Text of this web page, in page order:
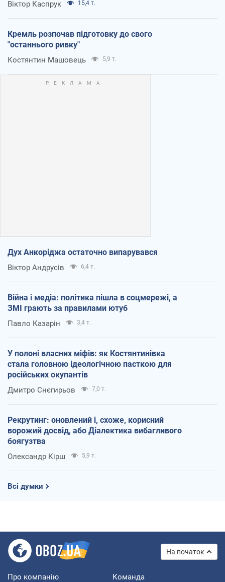
Віктор Каспрук 15,4 т.
Кремль розпочав підготовку до свого
"останнього ривку"
Костянтин Машовець 5,9 т.
Дух Анкоріджа остаточно випарувався
Віктор Андрусів 6,4 т.
Війна і медіа: політика пішла в соцмережі, а
ЗМІ грають за правилами ютуб
Павло Казарін 3,4 т.
У полоні власних міфів: як Костянтинівка
стала головною ідеологічною пасткою для
російських окупантів
Дмитро Снєгирьов 7,0 т.
Рекрутинг: оновлений і, схоже, корисний
ворожий досвід, або Діалектика вибагливого
боягузтва
Олександр Кірш 5,9 т.
Всі думки
На початок
Про компанію Команда